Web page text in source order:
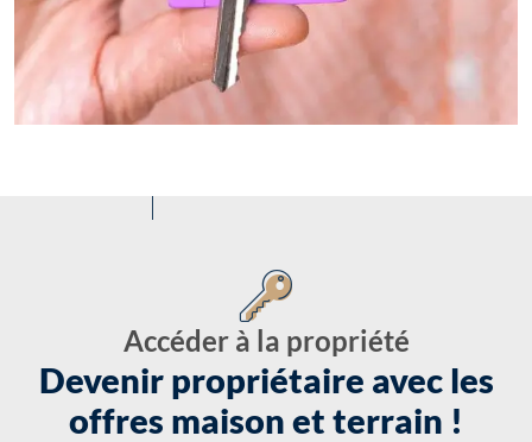
Accéder à la propriété
Devenir propriétaire avec les
offres maison et terrain !